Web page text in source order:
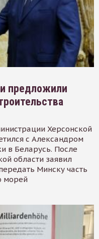
предложили
Херсонской
с Александром
в Беларусь. После
области заявил
Минску часть
морей